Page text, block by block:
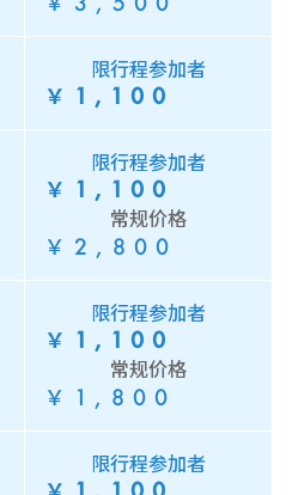
限行程参加者
￥1,100
限行程参加者
￥1,100
常规价格
￥2,800
限行程参加者
￥1,100
常规价格
￥1,800
限行程参加者